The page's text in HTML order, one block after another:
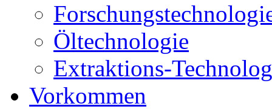
Öltechnologie
Extraktions-
Vorkommen